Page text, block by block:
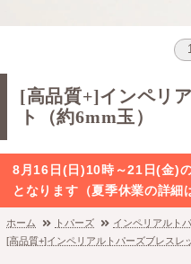
[高品質+]インペリ
ト（約6mm玉）
8月16日(日)10時～21日(金)
となります（夏季休業の詳細
ホーム トパーズ インペリアルト
[高品質+]インペリアルトパーズブレスレ